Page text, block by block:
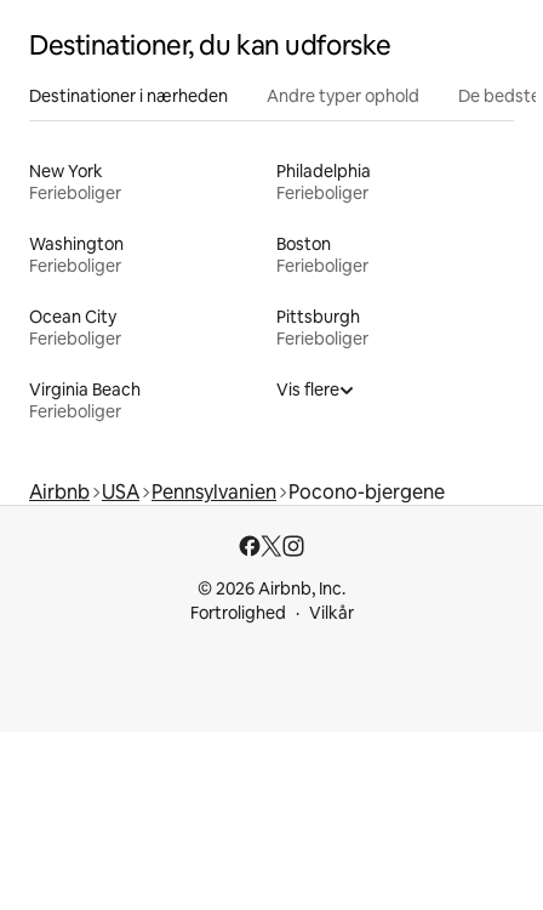
Destinationer, du kan udforske
Destinationer i nærheden Andre typer ophold De
New York
Ferieboliger
Philadelphia
Ferieboliger
Washington
Ferieboliger
Boston
Ferieboliger
Ocean City
Ferieboliger
Pittsburgh
Ferieboliger
Virginia Beach
Ferieboliger
Vis flere
Airbnb USA Pennsylvanien Pocono-bjergene
© 2026 Airbnb, Inc.
Fortrolighed
Vilkår